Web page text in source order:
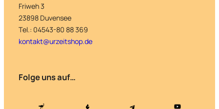
Friweh 3
23898 Duvensee
Tel.: 04543-80 88 369
kontakt@urzeitshop.de
Folge uns auf…